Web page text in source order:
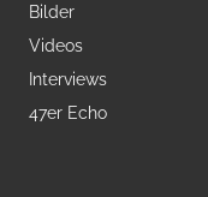
Bilder
Videos
Interviews
47er Echo